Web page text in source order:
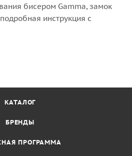
бисером Gamma, замок
инструкция с
КАТАЛОГ
БРЕНДЫ
ПРОГРАММА